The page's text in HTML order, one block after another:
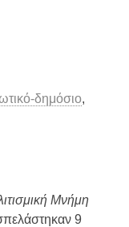
δημόσιο,
Μνήμη
9